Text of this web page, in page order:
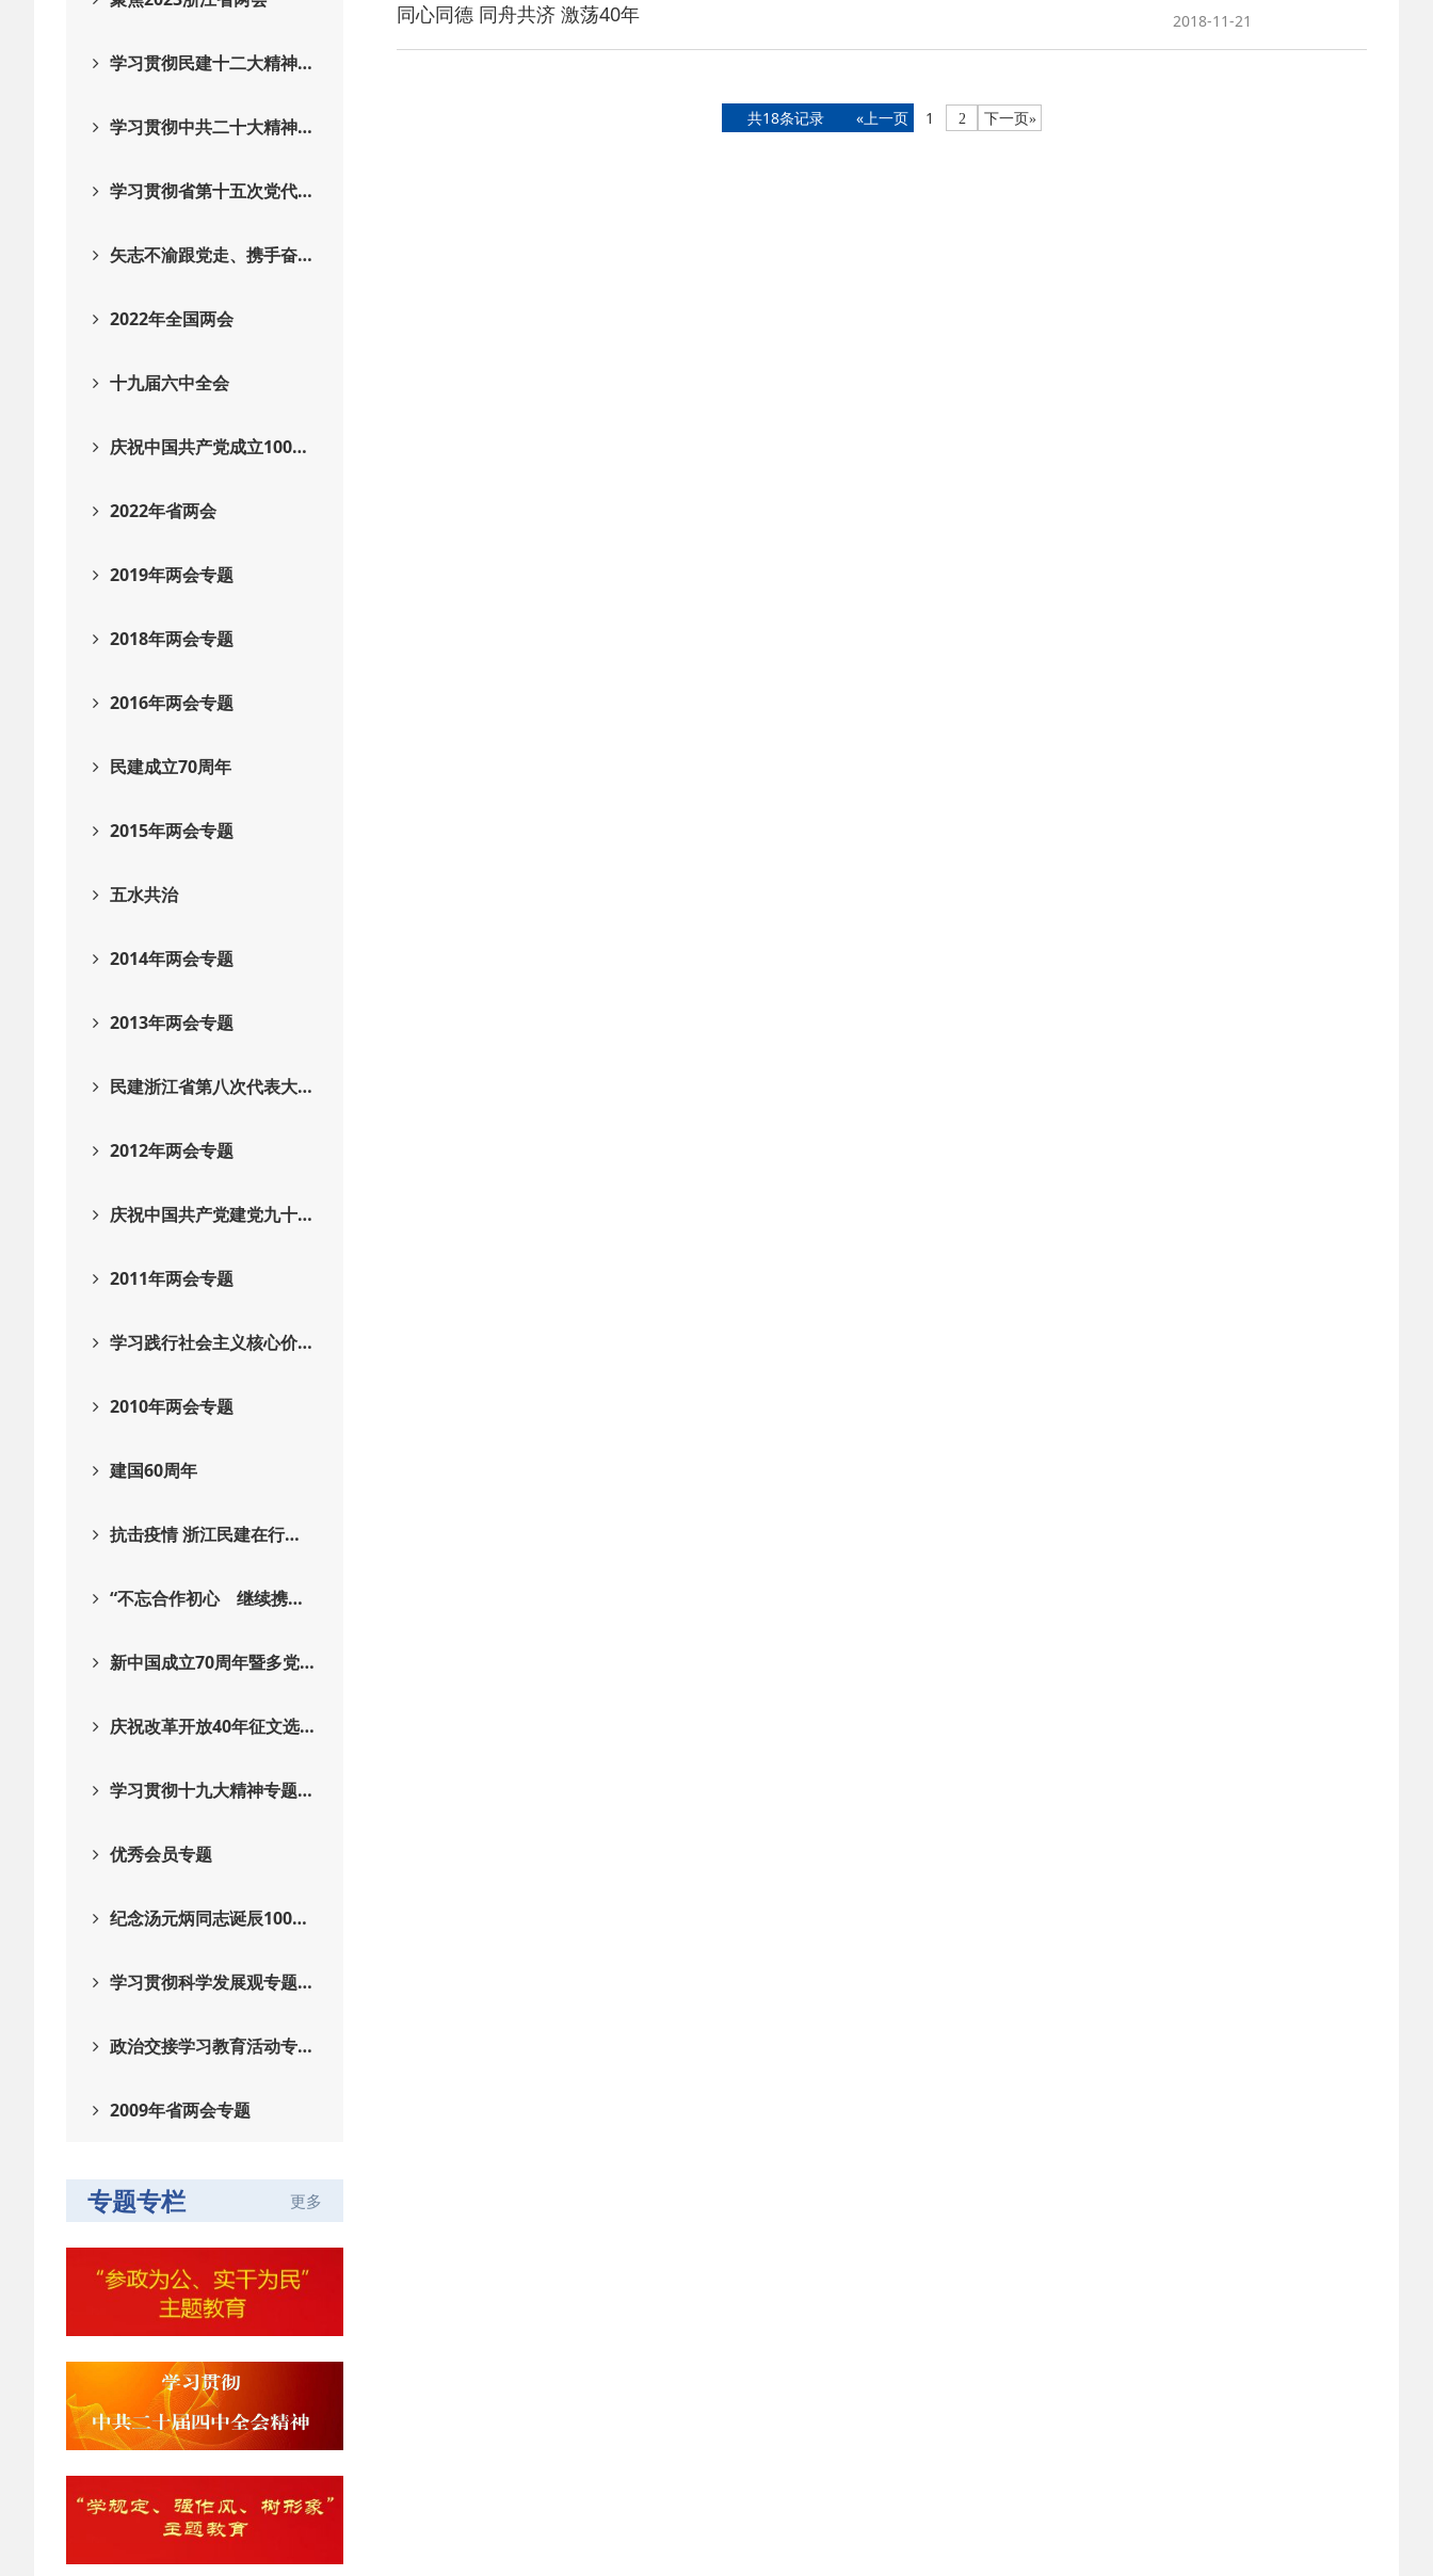
学习贯彻民建十二大精神…
学习贯彻中共二十大精神…
学习贯彻省第十五次党代…
矢志不渝跟党走、携手奋…
2022年全国两会
十九届六中全会
庆祝中国共产党成立100…
2022年省两会
2019年两会专题
2018年两会专题
2016年两会专题
民建成立70周年
2015年两会专题
五水共治
2014年两会专题
2013年两会专题
民建浙江省第八次代表大…
2012年两会专题
庆祝中国共产党建党九十…
2011年两会专题
学习践行社会主义核心价…
2010年两会专题
建国60周年
抗击疫情 浙江民建在行…
“不忘合作初心 继续携…
新中国成立70周年暨多党…
庆祝改革开放40年征文选…
学习贯彻十九大精神专题…
优秀会员专题
纪念汤元炳同志诞辰100…
学习贯彻科学发展观专题…
政治交接学习教育活动专…
2009年省两会专题
专题专栏 更多
同心同德 同舟共济 激荡40年 2018-11-21
共18条记录 «上一页 1 2 下一页»